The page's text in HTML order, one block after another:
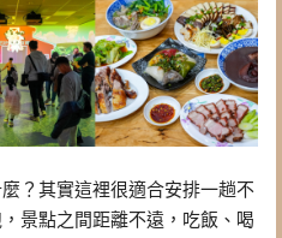
？其實這裡很適合安排一趟不
景點之間距離不遠，吃飯、喝